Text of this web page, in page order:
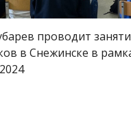
проводит
в Снежинске в